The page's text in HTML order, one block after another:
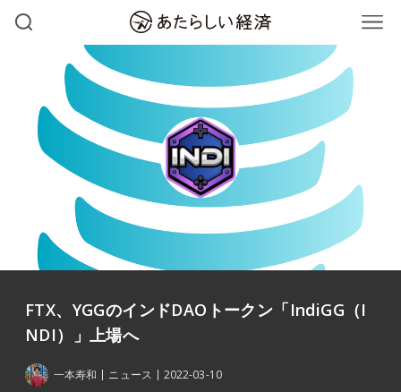
FTX、YGGのインドDAOトークン「IndiGG（I
NDI）」上場へ
一本寿和 ニュース 2022-03-10